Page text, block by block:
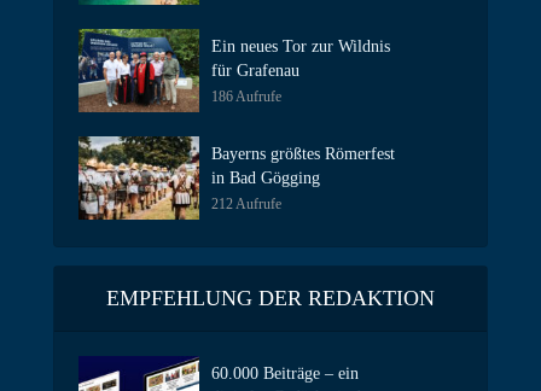
Ein neues Tor zur Wildnis
für Grafenau
186 Aufrufe
Bayerns größtes Römerfest
in Bad Gögging
212 Aufrufe
EMPFEHLUNG DER REDAKTION
60.000 Beiträge – ein